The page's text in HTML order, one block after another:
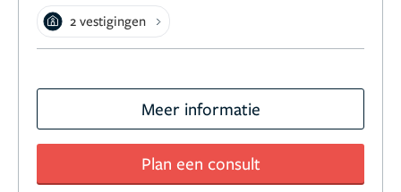
2 vestigingen
Meer informatie
Plan een consult